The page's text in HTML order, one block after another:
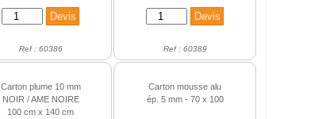
Ref : 60386 Ref : 60389
Carton plume 10 mm
NOIR / AME NOIRE
100 cm x 140 cm
Carton mousse alu
ép. 5 mm - 70 x 100